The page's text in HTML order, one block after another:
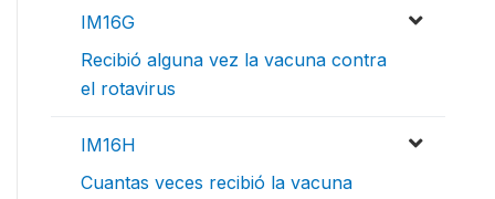
IM16G
Recibió alguna vez la vacuna contra
el rotavirus
IM16H
Cuantas veces recibió la vacuna